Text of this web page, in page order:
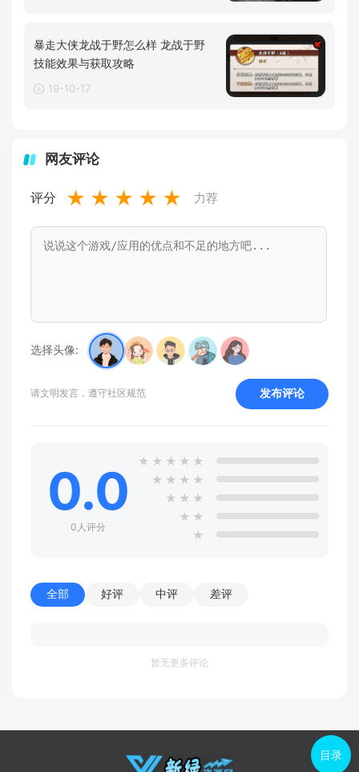
暴走大侠龙战于野怎么样 龙战于野
技能效果与获取攻略
19-10-17
网友评论
评分 ★ ★ ★ ★ ★ 力荐
选择头像:
请文明发言，遵守社区规范 发布评论
0.0
0人评分
★ ★ ★ ★ ★
★ ★ ★ ★
★ ★ ★
★ ★
★
全部 好评 中评 差评
暂无更多评论
目录